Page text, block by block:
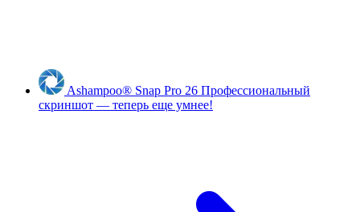
Ashampoo® Snap Pro 26 Профессиональный
скриншот — теперь еще умнее!